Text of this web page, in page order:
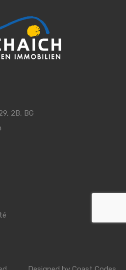
2B, BG